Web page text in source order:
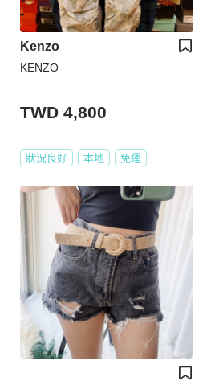
Kenzo
KENZO
TWD 4,800
狀況良好 本地 免運